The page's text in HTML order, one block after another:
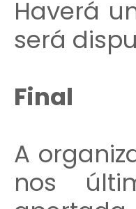
Haverá
será
Final
A
nos